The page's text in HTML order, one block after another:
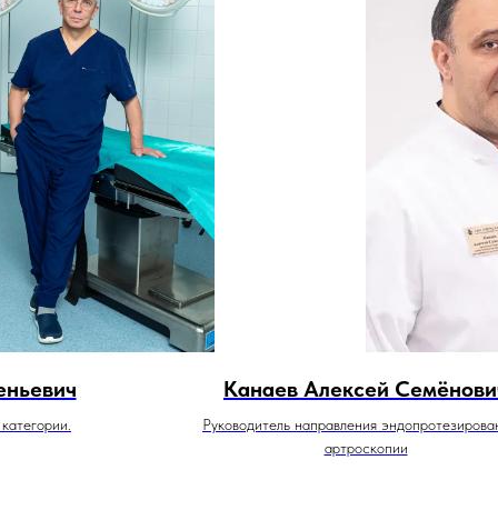
Канаев Алексей
Руководитель направления
артроскопии